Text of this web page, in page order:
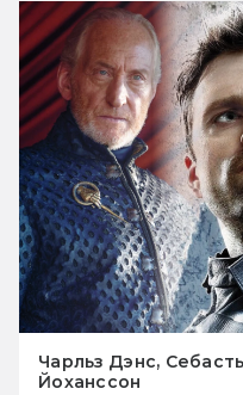
Чарльз Дэнс,
Йоханссон